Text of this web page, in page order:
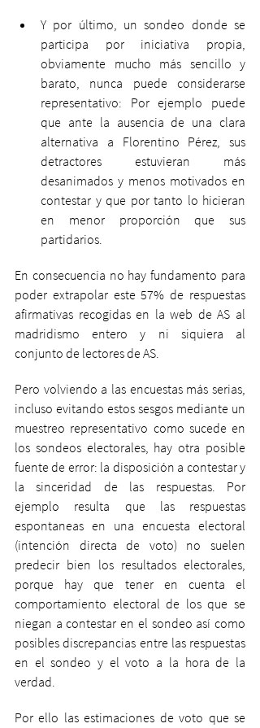
Y por último, un sondeo donde se
participa por iniciativa propia,
obviamente mucho más sencillo y
barato, nunca puede considerarse
representativo: Por ejemplo puede
que ante la ausencia de una clara
alternativa a Florentino Pérez, sus
detractores estuvieran más
desanimados y menos motivados en
contestar y que por tanto lo hicieran
en menor proporción que sus
partidarios.
En consecuencia no hay fundamento para
poder extrapolar este 57% de respuestas
afirmativas recogidas en la web de AS al
madridismo entero y ni siquiera al
conjunto de lectores de AS.
Pero volviendo a las encuestas más serias,
incluso evitando estos sesgos mediante un
muestreo representativo como sucede en
los sondeos electorales, hay otra posible
fuente de error: la disposición a contestar y
la sinceridad de las respuestas. Por
ejemplo resulta que las respuestas
espontaneas en una encuesta electoral
(intención directa de voto) no suelen
predecir bien los resultados electorales,
porque hay que tener en cuenta el
comportamiento electoral de los que se
niegan a contestar en el sondeo así como
posibles discrepancias entre las respuestas
en el sondeo y el voto a la hora de la
verdad.
Por ello las estimaciones de voto que se